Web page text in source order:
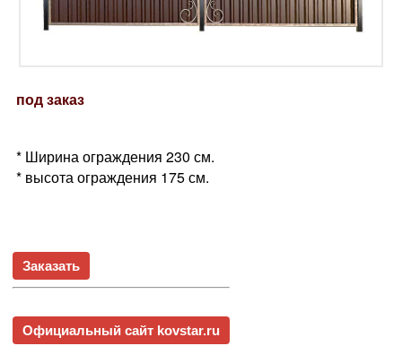
под заказ
* Ширина ограждения 230 см.
* высота ограждения 175 см.
Заказать
Официальный сайт kovstar.ru